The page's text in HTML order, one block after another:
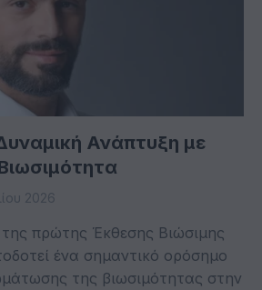
Ανάπτυξη με
2026
πρώτης Έκθεσης Βιώσιμης
ένα σημαντικό ορόσημο
της βιωσιμότητας στην